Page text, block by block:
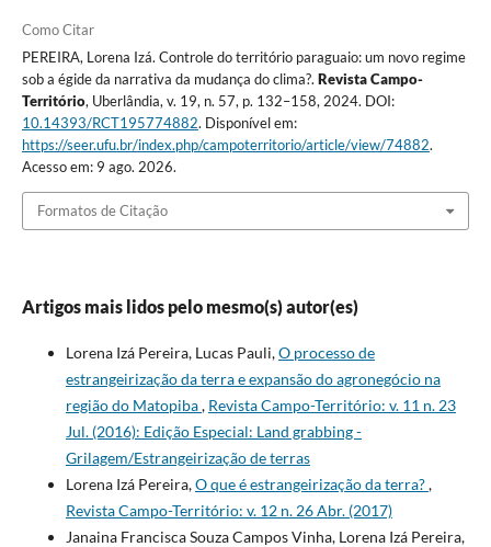
Como Citar
PEREIRA, Lorena Izá. Controle do território paraguaio: um novo regime
sob a égide da narrativa da mudança do clima?. Revista Campo-
Território, Uberlândia, v. 19, n. 57, p. 132–158, 2024. DOI:
10.14393/RCT195774882. Disponível em:
https://seer.ufu.br/index.php/campoterritorio/article/view/74882.
Acesso em: 9 ago. 2026.
Formatos de Citação
Artigos mais lidos pelo mesmo(s) autor(es)
Lorena Izá Pereira, Lucas Pauli,O processo de
estrangeirização da terra e expansão do agronegócio na
região do Matopiba, Revista Campo-Território: v. 11 n. 23
Jul. (2016): Edição Especial: Land grabbing -
Grilagem/Estrangeirização de terras
Lorena Izá Pereira,O que é estrangeirização da terra?,
Revista Campo-Território: v. 12 n. 26 Abr. (2017)
Janaina Francisca Souza Campos Vinha, Lorena Izá Pereira,